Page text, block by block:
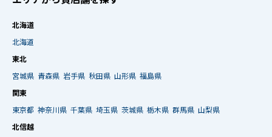
北海道
北海道
東北
宮城県 青森県 岩手県 秋田県 山形県 福島県
関東
東京都 神奈川県 千葉県 埼玉県 茨城県 栃木県 群馬県 山梨県
北信越